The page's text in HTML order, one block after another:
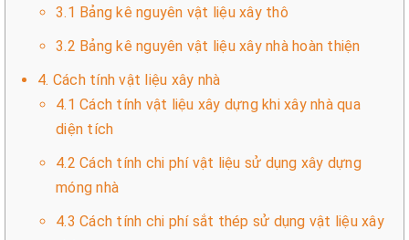
3.1 Bảng kê nguyên vật liệu xây thô
3.2 Bảng kê nguyên vật liệu xây nhà hoàn thiện
4. Cách tính vật liệu xây nhà
4.1 Cách tính vật liệu xây dựng khi xây nhà qua
diện tích
4.2 Cách tính chi phí vật liệu sử dụng xây dựng
móng nhà
4.3 Cách tính chi phí sắt thép sử dụng vật liệu xây